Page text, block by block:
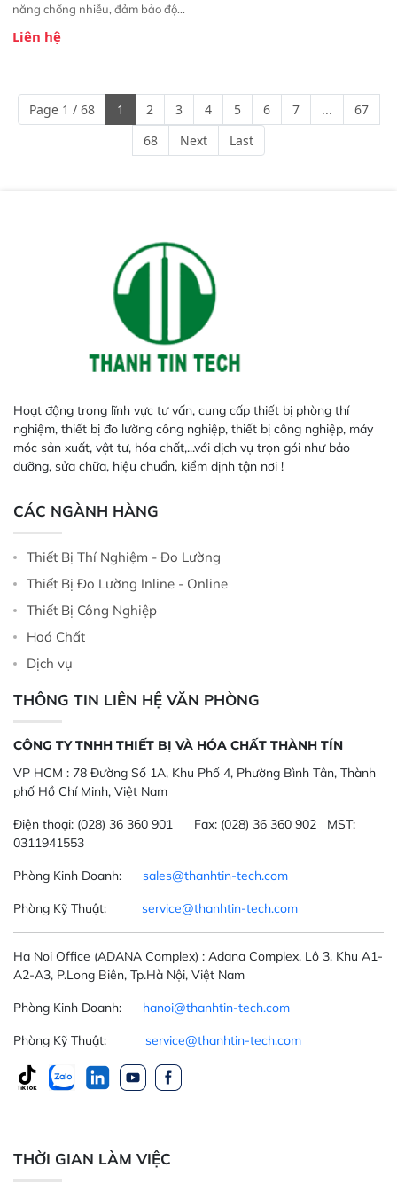
năng chống nhiễu, đảm bảo độ
Phạm vi ứng dụng rộng: Đáp ứng
ngành công nghiệp khác nhau. 
Độ nhạy cao: Trang bị đầu dò
InGaAs độ nhạy cao, cung cấp
phản hồi phổ tuyến tính đầy đủ,
đảm bảo độ chính xác và khả
Liên hệ
Page 1 / 68 1 2 3 4 5 6 7 ...
67
68
Next Last
Hoạt động trong lĩnh vực tư vấn, cung cấp thiết bị phòng thí
nghiệm, thiết bị đo lường công nghiệp, thiết bị công nghiệp, máy
móc sản xuất, vật tư, hóa chất,...với dịch vụ trọn gói như bảo
dưỡng, sửa chữa, hiệu chuẩn, kiểm định tận nơi !
CÁC NGÀNH HÀNG
Thiết Bị Thí Nghiệm - Đo Lường
Thiết Bị Đo Lường Inline - Online
Thiết Bị Công Nghiệp
Hoá Chất
Dịch vụ
THÔNG TIN LIÊN HỆ VĂN PHÒNG
CÔNG TY TNHH THIẾT BỊ VÀ HÓA CHẤT THÀNH TÍN
VP HCM : 78 Đường Số 1A, Khu Phố 4, Phường Bình Tân, Thành
phố Hồ Chí Minh, Việt Nam
Điện thoại: (028) 36 360 901 Fax: (028) 36 360 902 MST:
0311941553
Phòng Kinh Doanh: sales@thanhtin-tech.com
Phòng Kỹ Thuật: service@thanhtin-tech.com
Ha Noi Office (ADANA Complex) : Adana Complex, Lô 3, Khu A1-
A2-A3, P.Long Biên, Tp.Hà Nội, Việt Nam
Phòng Kinh Doanh: hanoi@thanhtin-tech.com
Phòng Kỹ Thuật: service@thanhtin-tech.com
THỜI GIAN LÀM VIỆC